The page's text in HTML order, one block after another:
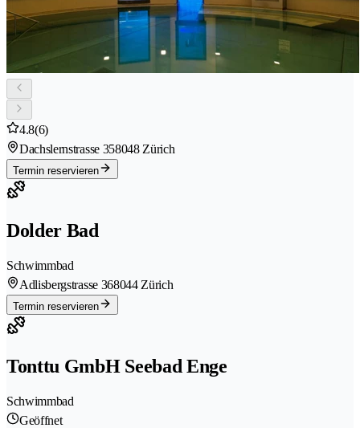
4.8(6)
Dachslernstrasse 358048 Zürich
Termin reservieren
Dolder Bad
Schwimmbad
Adlisbergstrasse 368044 Zürich
Termin reservieren
Tonttu GmbH Seebad Enge
Schwimmbad
Geöffnet